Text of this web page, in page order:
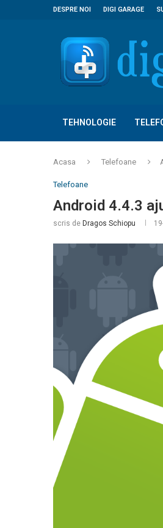
DESPRE NOI DIGI GARAGE
TEHNOLOGIE
Acasa Telefoane
Telefoane
Android 4.4.3
scris de Dragos Schiopu